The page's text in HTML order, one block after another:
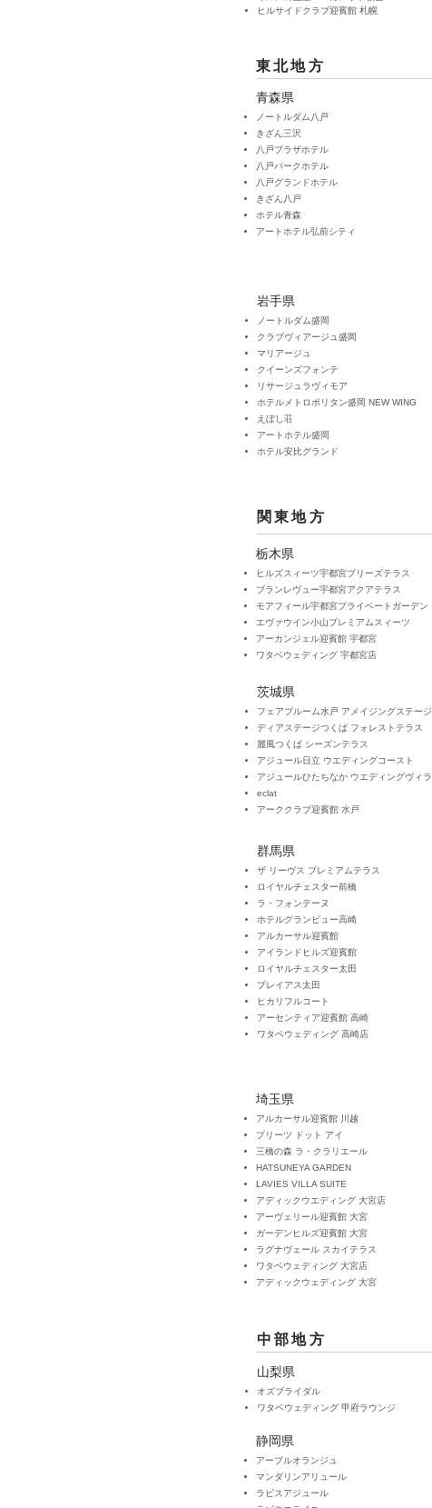
ヒルサイドクラブ迎賓館 札幌
東北地方
青森県
ノートルダム八戸
きざん三沢
八戸プラザホテル
八戸パークホテル
八戸グランドホテル
きざん八戸
ホテル青森
アートホテル弘前シティ
岩手県
ノートルダム盛岡
クラブヴィアージュ盛岡
マリアージュ
クイーンズフォンテ
リサージュラヴィモア
ホテルメトロポリタン盛岡 NEW WING
えぼし荘
アートホテル盛岡
ホテル安比グランド
関東地方
栃木県
ヒルズスィーツ宇都宮ブリーズテラス
ブランレヴュー宇都宮アクアテラス
モアフィール宇都宮プライベートガーデン
エヴァウイン小山プレミアムスィーツ
アーカンジェル迎賓館 宇都宮
ワタベウェディング 宇都宮店
茨城県
フェアブルーム水戸 アメイジングステージ
ディアステージつくば フォレストテラス
麗風つくば シーズンテラス
アジュール日立 ウエディングコースト
アジュールひたちなか ウエディングヴィラ
eclat
アーククラブ迎賓館 水戸
群馬県
ザ リーヴス プレミアムテラス
ロイヤルチェスター前橋
ラ・フォンテーヌ
ホテルグランビュー高崎
アルカーサル迎賓館
アイランドヒルズ迎賓館
ロイヤルチェスター太田
プレイアス太田
​ヒカリ フルコート
アーセンティア迎賓館 高崎
​ワタベウェディング 高崎店
埼玉県
アルカーサル迎賓館 川越
プリーツ ドット アイ
三橋の森 ラ・クラリエール
HATSUNEYA GARDEN
LAVIES VILLA SUITE
アディックウエディング 大宮店
アーヴェリール迎賓館 大宮
ガーデンヒルズ迎賓館 大宮
ラグナヴェール スカイテラス
ワタベウェディング 大宮店
​アディックウェディング 大宮
中部地方
山梨県
オズブライダル
​ワタベウェディング 甲府ラウンジ
静岡県
アーブルオランジュ
マンダリンアリュール
ラピスアジュール